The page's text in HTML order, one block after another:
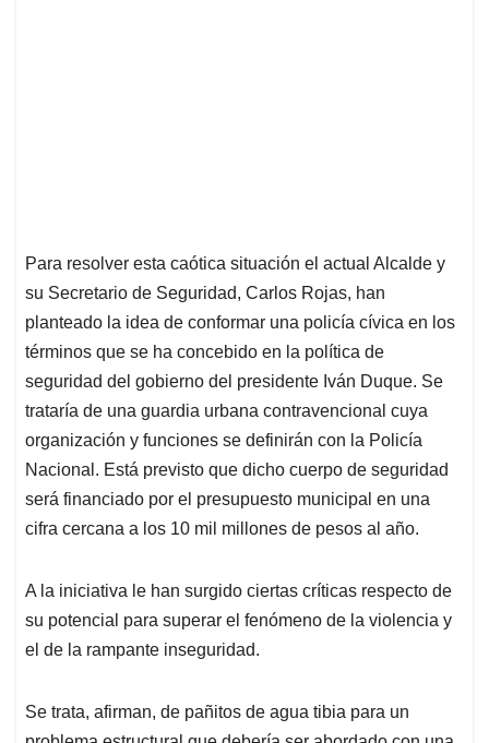
Para resolver esta caótica situación el actual Alcalde y
su Secretario de Seguridad, Carlos Rojas, han
planteado la idea de conformar una policía cívica en los
términos que se ha concebido en la política de
seguridad del gobierno del presidente Iván Duque. Se
trataría de una guardia urbana contravencional cuya
organización y funciones se definirán con la Policía
Nacional. Está previsto que dicho cuerpo de seguridad
será financiado por el presupuesto municipal en una
cifra cercana a los 10 mil millones de pesos al año.
A la iniciativa le han surgido ciertas críticas respecto de
su potencial para superar el fenómeno de la violencia y
el de la rampante inseguridad.
Se trata, afirman, de pañitos de agua tibia para un